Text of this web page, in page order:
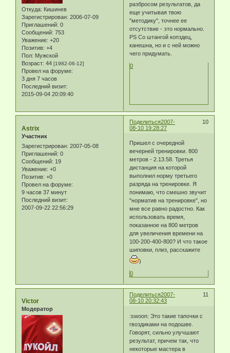
Откуда: Кишинев
Зарегистрирован: 2006-07-09
Приглашений: 0
Сообщений: 753
Уважение: +20
Позитив: +4
Пол: Мужской
Возраст: 44 [1982-06-12]
Провел на форуме:
3 дня 7 часов
Последний визит:
2015-09-04 20:09:40
разбросом результатов, да
еще учитывая твою
"методику", точнее ее
отсутствие - это нормально.
PS Со штангой копздец,
канешна, но и с ней можно
чего придумать.
0
Поделиться 10
2007-
08-10 19:28:27
Astrix
Участник
Зарегистрирован: 2007-05-08
Приглашений: 0
Сообщений: 19
Уважение: +0
Позитив: +0
Провел на форуме:
9 часов 37 минут
Последний визит:
2007-09-22 22:56:29
Пришел с очередной
вечерней тренировки. 800
метров - 2.13.58. Третья
дистанция на которой
выполнил норму третьего
разряда на тренировке. Я
понимаю, что смешно звучит
"норматив на тренировке", но
мне все равно радостно. Как
использовать время,
показанное на 800 метров
для увеличения времени на
100-200-400-800? И что такое
шиповки, плиз, расскажите
)
0
Поделиться 11
2007-
08-10 20:32:43
Victor
Модератор
:swoon: Это такие тапочки с
гвоздиками на подошве.
Говорят, сильно улучшают
результат, причем так, что
некоторые мастера в